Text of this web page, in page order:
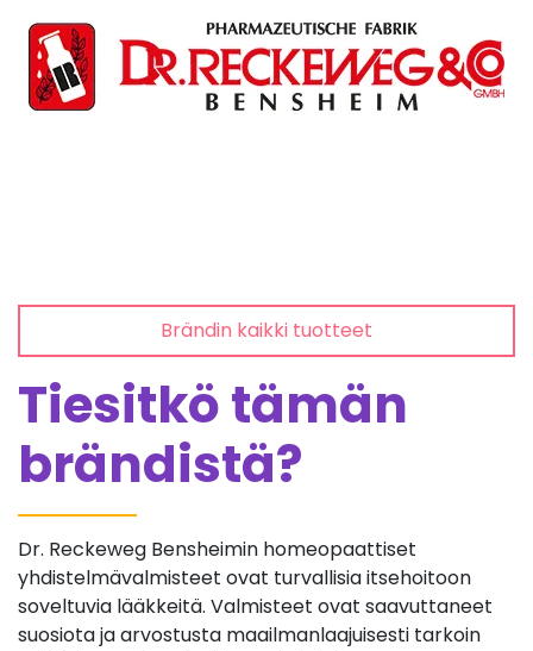
Brändin kaikki tuotteet
Tiesitkö tämän
brändistä?
Dr. Reckeweg Bensheimin homeopaattiset
yhdistelmävalmisteet ovat turvallisia itsehoitoon
soveltuvia lääkkeitä. Valmisteet ovat saavuttaneet
suosiota ja arvostusta maailmanlaajuisesti tarkoin